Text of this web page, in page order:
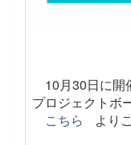
10月30日に開
プロジェクトボ
こちら
より